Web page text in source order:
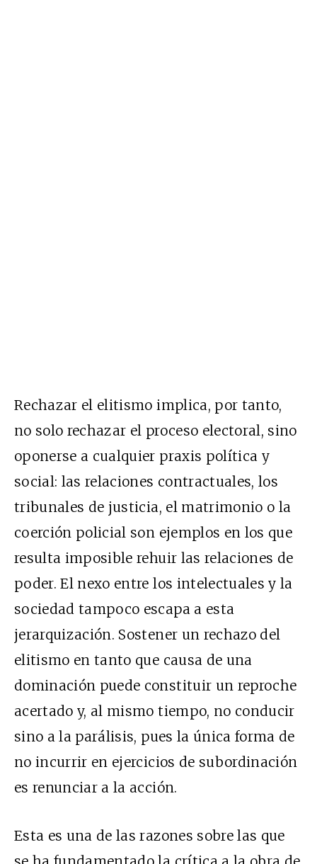
Rechazar el elitismo implica, por tanto,
no solo rechazar el proceso electoral, sino
oponerse a cualquier praxis política y
social: las relaciones contractuales, los
tribunales de justicia, el matrimonio o la
coerción policial son ejemplos en los que
resulta imposible rehuir las relaciones de
poder. El nexo entre los intelectuales y la
sociedad tampoco escapa a esta
jerarquización. Sostener un rechazo del
elitismo en tanto que causa de una
dominación puede constituir un reproche
acertado y, al mismo tiempo, no conducir
sino a la parálisis, pues la única forma de
no incurrir en ejercicios de subordinación
es renunciar a la acción.
Esta es una de las razones sobre las que